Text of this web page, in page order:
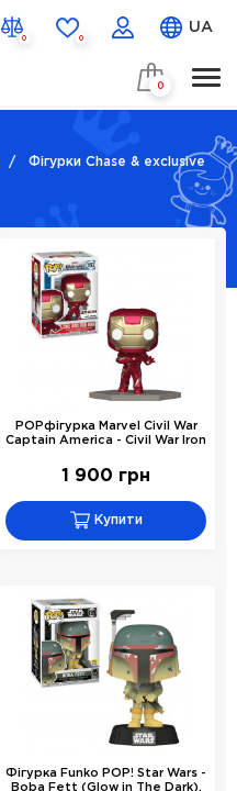
0 0
UA
0
/ Фігурки Chase & exclusive
POPфігурка Marvel Civil War
Captain America - Civil War Iron
1 900 грн
Купити
Фігурка Funko POP! Star Wars -
Boba Fett (Glow in The Dark),